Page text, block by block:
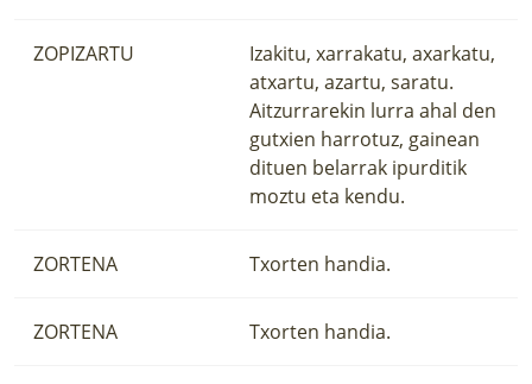
ZOPIZARTU
Izakitu, xarrakatu, axarkatu,
atxartu, azartu, saratu.
Aitzurrarekin lurra ahal den
gutxien harrotuz, gainean
dituen belarrak ipurditik
moztu eta kendu.
ZORTENA Txorten handia.
ZORTENA Txorten handia.